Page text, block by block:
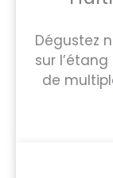
Dégustez
sur
de